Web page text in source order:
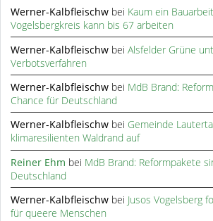
Werner-Kalbfleischw bei Kaum ein
Vogelsbergkreis kann bis 67 arbeiten
Werner-Kalbfleischw beiAlsfelder Grüne
Verbotsverfahren
Werner-Kalbfleischw bei MdB Brand:
Chance für Deutschland
Werner-Kalbfleischw bei Gemeinde
klimaresilienten Waldrand auf
Reiner Ehm bei MdB Brand: Reformpakete
Deutschland
Werner-Kalbfleischw bei Jusos Vogelsberg
für queere Menschen